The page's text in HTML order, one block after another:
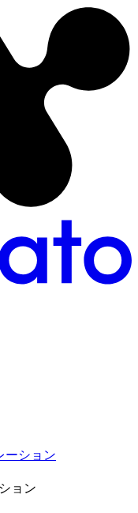
ーション
ョン